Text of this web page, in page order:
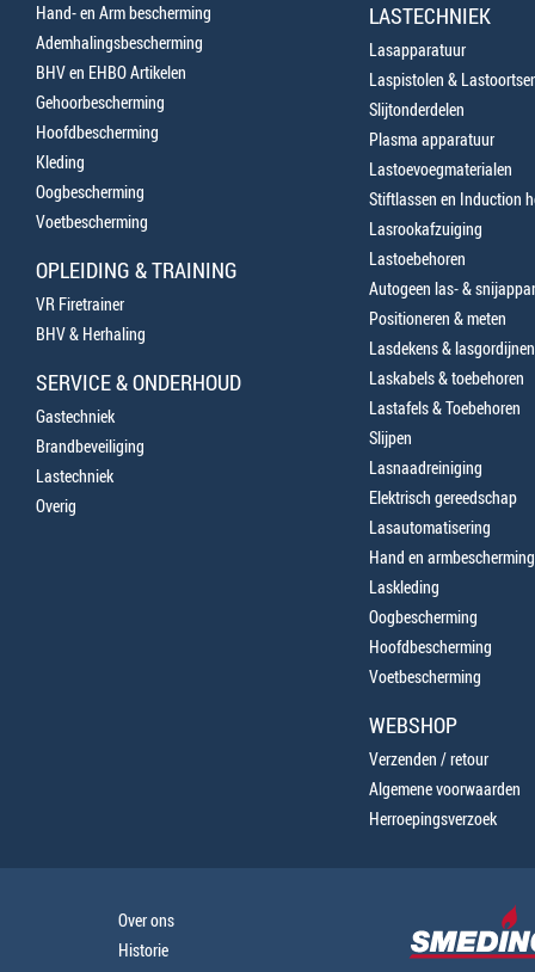
Hand- en Arm bescherming
Ademhalingsbescherming
BHV en EHBO Artikelen
Gehoorbescherming
Hoofdbescherming
Kleding
Oogbescherming
Voetbescherming
OPLEIDING & TRAINING
VR Firetrainer
BHV & Herhaling
SERVICE & ONDERHOUD
Gastechniek
Brandbeveiliging
Lastechniek
Overig
LASTECHNIEK
Lasapparatuur
Laspistolen &
Slijtonderdelen
Plasma apparatuur
Lastoevoegmaterialen
Stiftlassen en Induction
Lasrookafzuiging
Lastoebehoren
Autogeen las- &
Positioneren & meten
Lasdekens & lasgordijnen
Laskabels & toebehoren
Lastafels & Toebehoren
Slijpen
Lasnaadreiniging
Elektrisch gereedschap
Lasautomatisering
Hand en armbescherming
Laskleding
Oogbescherming
Hoofdbescherming
Voetbescherming
WEBSHOP
Verzenden / retour
Algemene voorwaarden
Herroepingsverzoek
Over ons
Historie